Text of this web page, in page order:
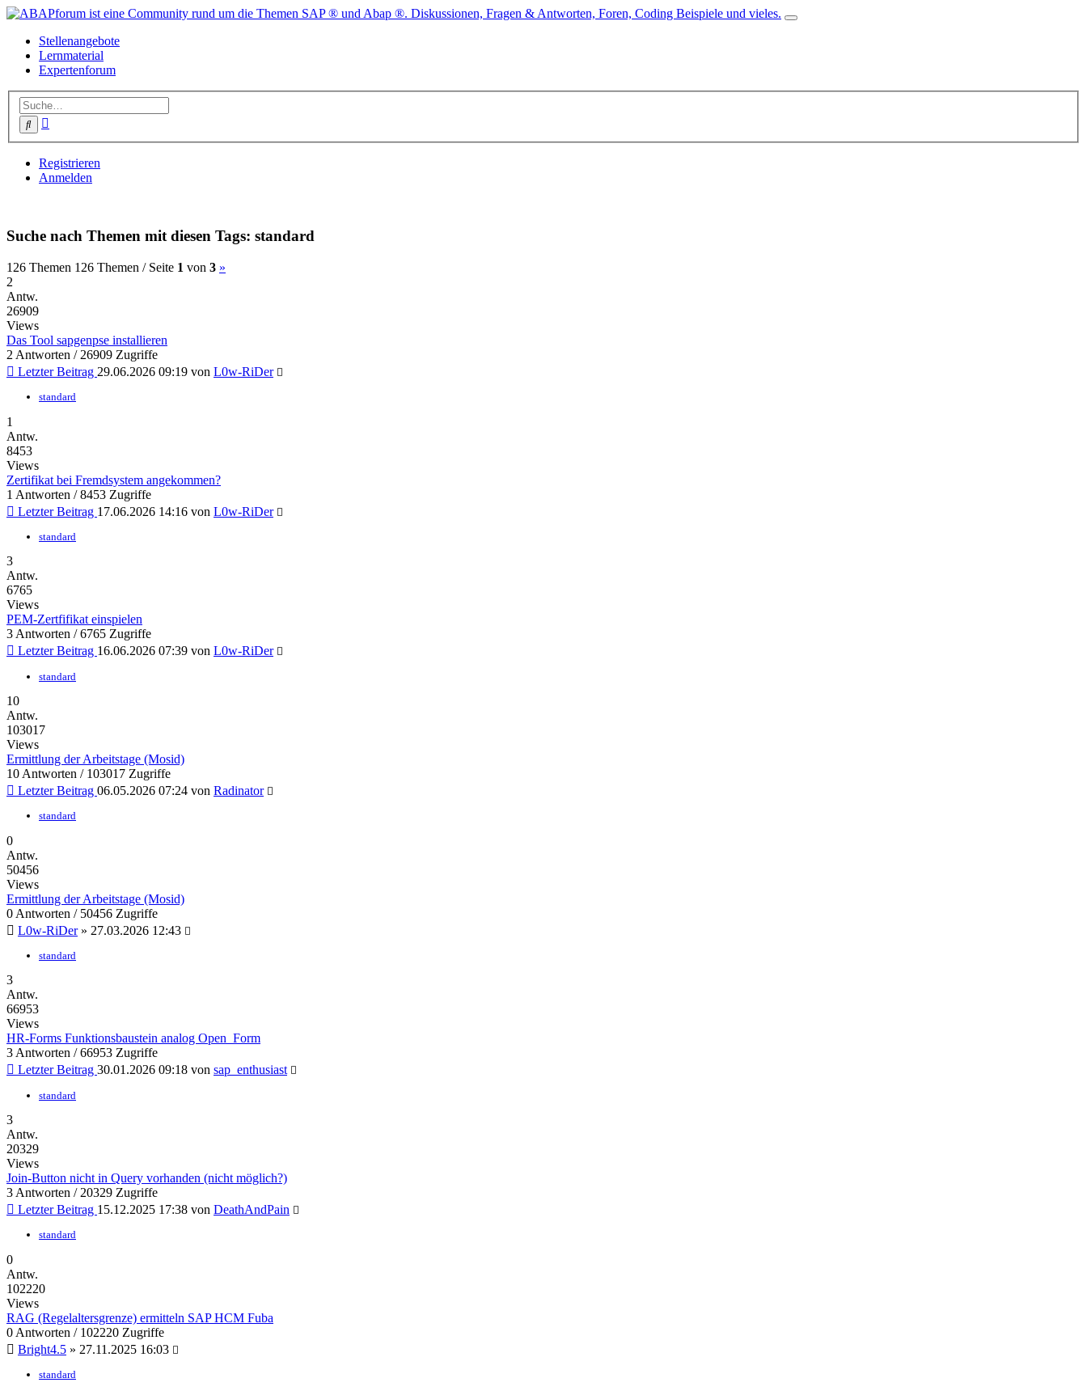
Stellenangebote
Lernmaterial
Expertenforum
Suche
Registrieren
Anmelden
Suche nach Themen mit diesen Tags: standard
126 Themen 126 Themen / Seite 1 von 3 (current)
»
2
Antw.
26909
Views
Das Tool sapgenpse installieren
2 Antworten / 26909 Zugriffe
Letzter Beitrag 29.06.2026 09:19 von L0w-RiDer
standard
1
Antw.
8453
Views
Zertifikat bei Fremdsystem angekommen?
1 Antworten / 8453 Zugriffe
Letzter Beitrag 17.06.2026 14:16 von L0w-RiDer
standard
3
Antw.
6765
Views
PEM-Zertfifikat einspielen
3 Antworten / 6765 Zugriffe
Letzter Beitrag 16.06.2026 07:39 von L0w-RiDer
standard
10
Antw.
103017
Views
Ermittlung der Arbeitstage (Mosid)
10 Antworten / 103017 Zugriffe
Letzter Beitrag 06.05.2026 07:24 von Radinator
standard
0
Antw.
50456
Views
Ermittlung der Arbeitstage (Mosid)
0 Antworten / 50456 Zugriffe
L0w-RiDer» 27.03.2026 12:43
standard
3
Antw.
66953
Views
HR-Forms Funktionsbaustein analog Open_Form
3 Antworten / 66953 Zugriffe
Letzter Beitrag 30.01.2026 09:18 von sap_enthusiast
standard
3
Antw.
20329
Views
Join-Button nicht in Query vorhanden (nicht möglich?)
3 Antworten / 20329 Zugriffe
Letzter Beitrag 15.12.2025 17:38 von DeathAndPain
standard
0
Antw.
102220
Views
RAG (Regelaltersgrenze) ermitteln SAP HCM Fuba
0 Antworten / 102220 Zugriffe
Bright4.5 » 27.11.2025 16:03
standard